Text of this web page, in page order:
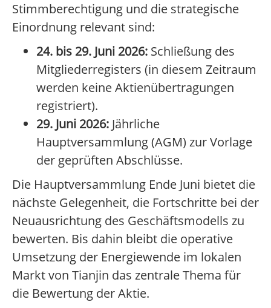
Stimmberechtigung und die strategische
Einordnung relevant sind:
24. bis 29. Juni 2026: Schließung des
Mitgliederregisters (in diesem Zeitraum
werden keine Aktienübertragungen
registriert).
29. Juni 2026: Jährliche
Hauptversammlung (AGM) zur Vorlage
der geprüften Abschlüsse.
Die Hauptversammlung Ende Juni bietet die
nächste Gelegenheit, die Fortschritte bei der
Neuausrichtung des Geschäftsmodells zu
bewerten. Bis dahin bleibt die operative
Umsetzung der Energiewende im lokalen
Markt von Tianjin das zentrale Thema für
die Bewertung der Aktie.